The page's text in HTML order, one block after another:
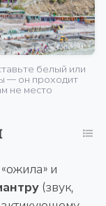
белый или
— он проходит
не место
и
(звук,